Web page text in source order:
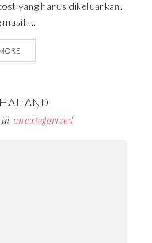
yang harus dikeluarkan.
masih...
in uncategorized